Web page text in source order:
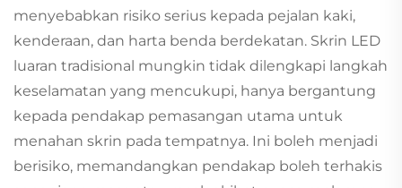
menyebabkan risiko serius kepada pejalan kaki,
kenderaan, dan harta benda berdekatan. Skrin LED
luaran tradisional mungkin tidak dilengkapi langkah
keselamatan yang mencukupi, hanya bergantung
kepada pendakap pemasangan utama untuk
menahan skrin pada tempatnya. Ini boleh menjadi
berisiko, memandangkan pendakap boleh terhakis